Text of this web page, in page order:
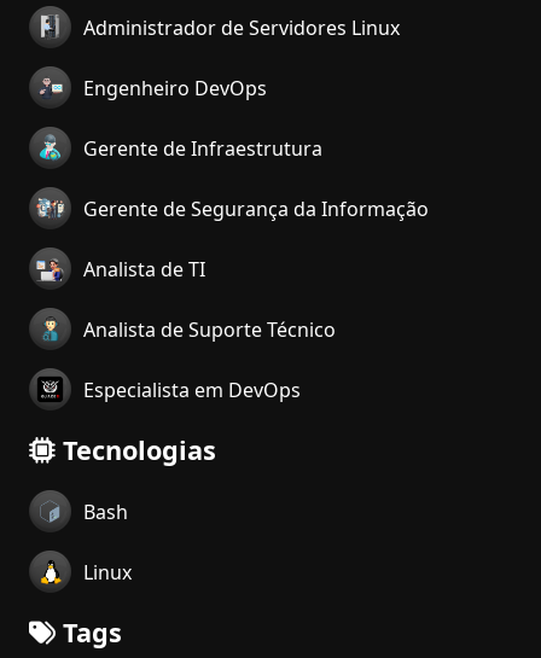
Administrador de Servidores Linux
Engenheiro DevOps
Gerente de Infraestrutura
Gerente de Segurança da Informação
Analista de TI
Analista de Suporte Técnico
Especialista em DevOps
Tecnologias
Bash
Linux
Tags